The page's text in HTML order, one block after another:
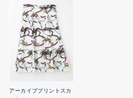
アーカイブプリントスカ